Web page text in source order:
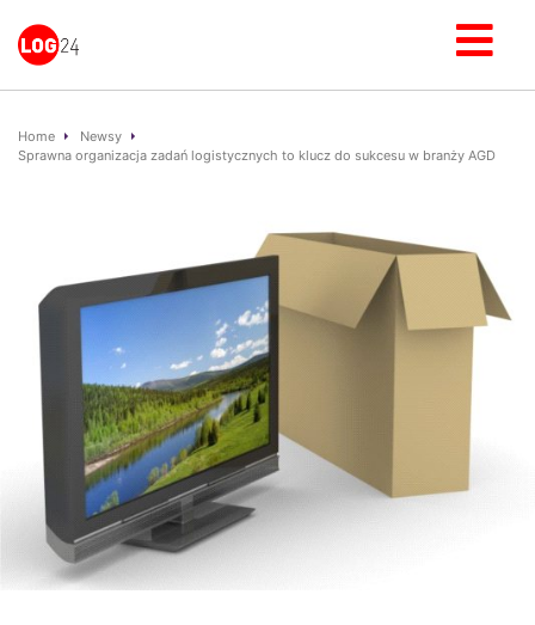
Home
Newsy
Sprawna organizacja zadań logistycznych to klucz do sukcesu w branży AGD